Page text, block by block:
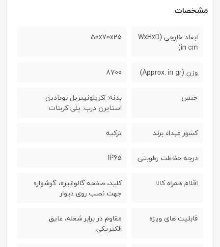
مشخصات
ابعاد خارجی (WxHxD
in cm)
50x70x25
وزن (Approx. in gr) 8700
جنس
بدنه: اکریلونیتریل بوتادین
استایرن درب: پلی کربنات
کشور مبداء برند ترکیه
درجه حفاظت رطوبتی IP65
اقلام همراه کالا
کلید، صفحه گالوانیزه، گوشواره
جهت نصب روی دیوار
قابلیت های ویژه
مقاوم در برابر شعله، عایق
الکتریکی